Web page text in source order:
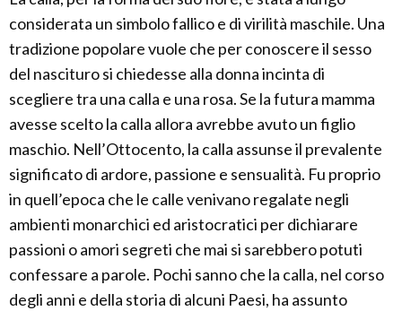
considerata un simbolo fallico e di virilità maschile. Una
tradizione popolare vuole che per conoscere il sesso
del nascituro si chiedesse alla donna incinta di
scegliere tra una calla e una rosa. Se la futura mamma
avesse scelto la calla allora avrebbe avuto un figlio
maschio. Nell’Ottocento, la calla assunse il prevalente
significato di ardore, passione e sensualità. Fu proprio
in quell’epoca che le calle venivano regalate negli
ambienti monarchici ed aristocratici per dichiarare
passioni o amori segreti che mai si sarebbero potuti
confessare a parole. Pochi sanno che la calla, nel corso
degli anni e della storia di alcuni Paesi, ha assunto